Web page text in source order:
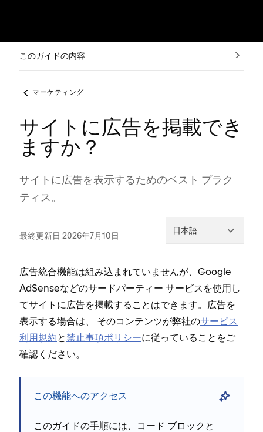
このガイドの内容
マーケティング
サイトに広告を掲載でき
ますか？
サイトに広告を表示するためのベスト プラク
テ⁠ィス⁠。
最終更新日 2026年7月10日 日本語
広告統合機能は組み込まれていませんが⁠、Google
AdSenseなどのサ⁠ードパ⁠ーテ⁠ィ⁠ー サ⁠ービスを使用し
てサイトに広告を掲載することはできます⁠。広告を
表示する場合は⁠、 そのコンテンツが弊社のサ⁠ービス
利用規約と禁止事項ポリシ⁠ーに従⁠っていることをご
確認ください⁠。
この機能へのアクセス
このガイドの手順には⁠、コ⁠ード ブロ⁠ックと